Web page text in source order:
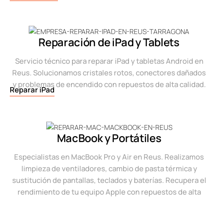
Reparación de iPad y Tablets
Servicio técnico para reparar iPad y tabletas Android en
Reus. Solucionamos cristales rotos, conectores dañados
y problemas de encendido con repuestos de alta calidad.
Reparar iPad
MacBook y Portátiles
Especialistas en MacBook Pro y Air en Reus. Realizamos
limpieza de ventiladores, cambio de pasta térmica y
sustitución de pantallas, teclados y baterías. Recupera el
rendimiento de tu equipo Apple con repuestos de alta